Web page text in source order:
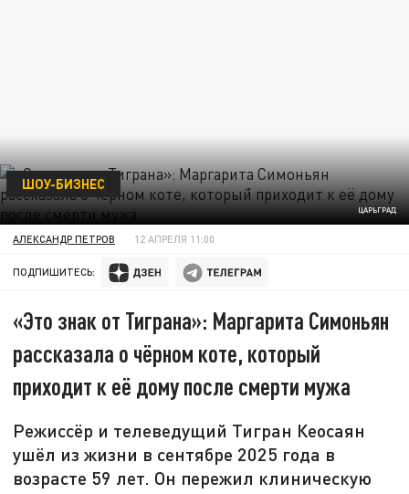
ЦАРЬГРАД
ШОУ-БИЗНЕС
АЛЕКСАНДР ПЕТРОВ 12 АПРЕЛЯ 11:00
ПОДПИШИТЕСЬ:
«Это знак от Тиграна»: Маргарита Симоньян
рассказала о чёрном коте, который
приходит к её дому после смерти мужа
Режиссёр и телеведущий Тигран Кеосаян
ушёл из жизни в сентябре 2025 года в
возрасте 59 лет. Он пережил клиническую